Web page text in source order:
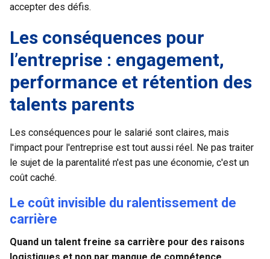
accepter des défis.
Les conséquences pour
l’entreprise : engagement,
performance et rétention des
talents parents
Les conséquences pour le salarié sont claires, mais
l'impact pour l'entreprise est tout aussi réel. Ne pas traiter
le sujet de la parentalité n'est pas une économie, c'est un
coût caché.
Le coût invisible du ralentissement de
carrière
Quand un talent freine sa carrière pour des raisons